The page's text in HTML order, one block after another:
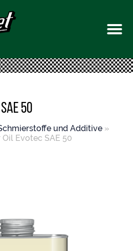
50
und Additive »
Evotec SAE 50